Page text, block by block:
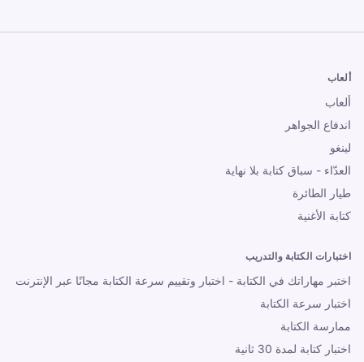
ألعاب
ألعاب
اندفاع الجواهر
لينغو
العدّاء - سباق كتابة بلا نهاية
طيار الطائرة
كتابة الأغنية
اختبارات الكتابة والتدريب
اختبر مهاراتك في الكتابة - اختبار وتقييم سرعة الكتابة مجانًا عبر الإنترنت
اختبار سرعة الكتابة
ممارسة الكتابة
اختبار كتابة لمدة 30 ثانية